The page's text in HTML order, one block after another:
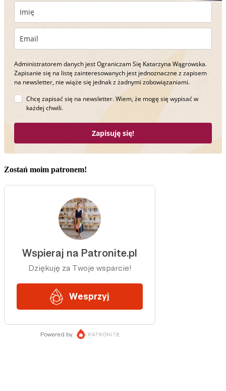
Administratorem danych jest Ograniczam Się Katarzyna Wągrowska.
Zapisanie się na listę zainteresowanych jest jednoznaczne z zapisem
na newsletter, nie wiąże się jednak z żadnymi zobowiązaniami.
Chcę zapisać się na newsletter. Wiem, że mogę się wypisać w
każdej chwili.
Zapisuję się!
Zostań moim patronem!